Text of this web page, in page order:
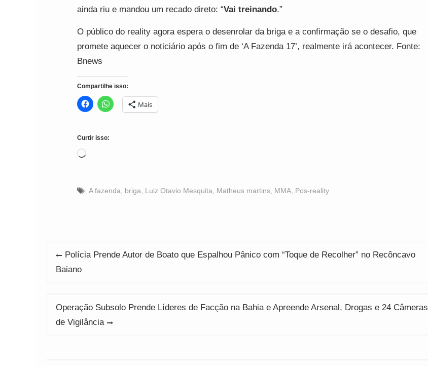
ainda riu e mandou um recado direto: “Vai treinando.”
O público do reality agora espera o desenrolar da briga e a confirmação se o desafio, que
promete aquecer o noticiário após o fim de ‘A Fazenda 17’, realmente irá acontecer. Fonte:
Bnews
Compartilhe isso:
Mais
Curtir isso:
Carregando...
A fazenda briga Luiz Otavio Mesquita Matheus martins MMA Pos-reality
Navegação
de
Polícia Prende Autor de Boato que Espalhou Pânico com “Toque de Recolher” no Recôncavo
Baiano
Operação Subsolo Prende Líderes de Facção na Bahia e Apreende Arsenal, Drogas e 24 Câmeras
de Vigilância